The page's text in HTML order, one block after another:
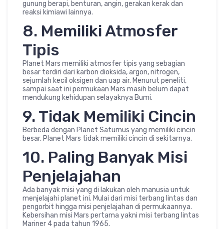
gunung berapi, benturan, angin, gerakan kerak dan
reaksi kimiawi lainnya.
8. Memiliki Atmosfer
Tipis
Planet Mars memiliki atmosfer tipis yang sebagian
besar terdiri dari karbon dioksida, argon, nitrogen,
sejumlah kecil oksigen dan uap air. Menurut peneliti,
sampai saat ini permukaan Mars masih belum dapat
mendukung kehidupan selayaknya Bumi.
9. Tidak Memiliki Cincin
Berbeda dengan Planet Saturnus yang memiliki cincin
besar, Planet Mars tidak memiliki cincin di sekitarnya.
10. Paling Banyak Misi
Penjelajahan
Ada banyak misi yang di lakukan oleh manusia untuk
menjelajahi planet ini. Mulai dari misi terbang lintas dan
pengorbit hingga misi penjelajahan di permukaannya.
Kebersihan misi Mars pertama yakni misi terbang lintas
Mariner 4 pada tahun 1965.